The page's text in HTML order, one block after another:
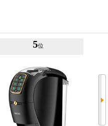
5位